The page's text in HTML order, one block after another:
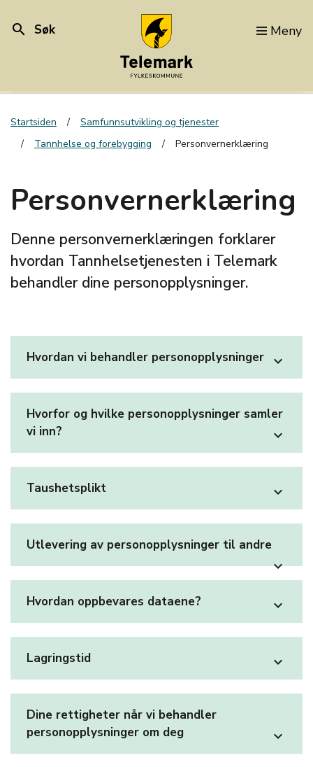
search Søk Meny
Startsiden
Samfunnsutvikling og tjenester
Tannhelse og forebygging
Personvernerklæring
Personvernerklæring
Denne personvernerklæringen forklarer
hvordan Tannhelsetjenesten i Telemark
behandler dine personopplysninger.
Hvordan vi behandler personopplysninger expand_more
Hvorfor og hvilke personopplysninger samler
vi inn?
expand_more
Taushetsplikt expand_more
Utlevering av personopplysninger til andre
expand_more
Hvordan oppbevares dataene? expand_more
Lagringstid expand_more
Dine rettigheter når vi behandler
personopplysninger om deg
expand_more